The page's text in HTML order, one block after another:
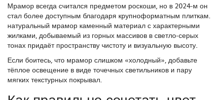
Мрамор всегда считался предметом роскоши, но в 2024‑м он
стал более доступным благодаря крупноформатным плиткам.
натуральный мрамор каменный материал с характерными
жилками, добываемый из горных массивов в светло‑серых
тонах придаёт пространству чистоту и визуальную высоту.
Если боитесь, что мрамор слишком «холодный», добавьте
тёплое освещение в виде точечных светильников и пару
мягких текстурных покрывал.